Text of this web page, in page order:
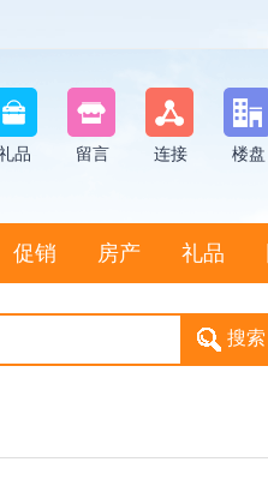
品 留言 连接 楼盘
促销 房产 礼品